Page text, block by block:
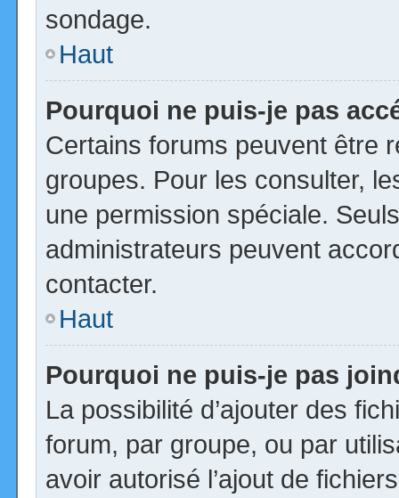
sondage.
Haut
Pourquoi ne puis-je pas
Certains forums peuvent être
groupes. Pour les consulter,
une permission spéciale.
administrateurs peuvent
contacter.
Haut
Pourquoi ne puis-je pas
La possibilité d’ajouter des
forum, par groupe, ou par
avoir autorisé l’ajout de